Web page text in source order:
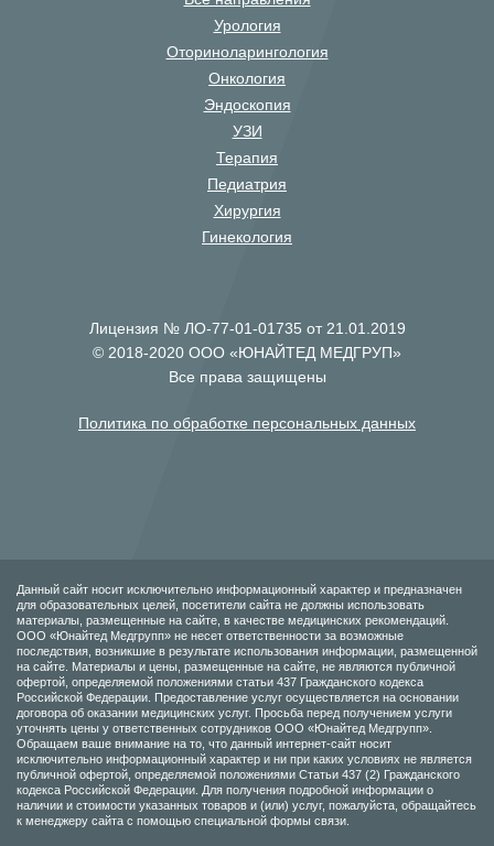
Урология
Оториноларингология
Онкология
Эндоскопия
УЗИ
Терапия
Педиатрия
Хирургия
Гинекология
Лицензия № ЛО-77-01-01735 от 21.01.2019
© 2018-2020 ООО «ЮНАЙТЕД МЕДГРУП»
Все права защищены
Политика по обработке персональных данных
Данный сайт носит исключительно информационный характер и предназначен
для образовательных целей, посетители сайта не должны использовать
материалы, размещенные на сайте, в качестве медицинских рекомендаций.
ООО «Юнайтед Медгрупп» не несет ответственности за возможные
последствия, возникшие в результате использования информации, размещенной
на сайте. Материалы и цены, размещенные на сайте, не являются публичной
офертой, определяемой положениями статьи 437 Гражданского кодекса
Российской Федерации. Предоставление услуг осуществляется на основании
договора об оказании медицинских услуг. Просьба перед получением услуги
уточнять цены у ответственных сотрудников ООО «Юнайтед Медгрупп».
Обращаем ваше внимание на то, что данный интернет-сайт носит
исключительно информационный характер и ни при каких условиях не является
публичной офертой, определяемой положениями Статьи 437 (2) Гражданского
кодекса Российской Федерации. Для получения подробной информации о
наличии и стоимости указанных товаров и (или) услуг, пожалуйста, обращайтесь
к менеджеру сайта с помощью специальной формы связи.